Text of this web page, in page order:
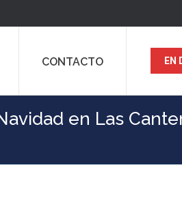
CONTACTO EN
en Las